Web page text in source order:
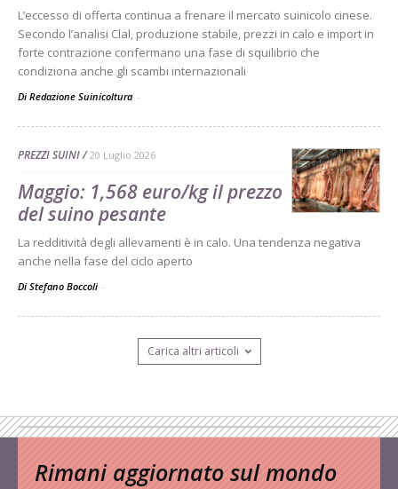
L’eccesso di offerta continua a frenare il mercato suinicolo cinese.
Secondo l’analisi Clal, produzione stabile, prezzi in calo e import in
forte contrazione confermano una fase di squilibrio che
condiziona anche gli scambi internazionali
Di Redazione Suinicoltura -
PREZZI SUINI 20 Luglio 2026
Maggio: 1,568 euro/kg il prezzo
del suino pesante
La redditività degli allevamenti è in calo. Una tendenza negativa
anche nella fase del ciclo aperto
Di Stefano Boccoli -
Carica altri articoli
Rimani aggiornato sul mondo